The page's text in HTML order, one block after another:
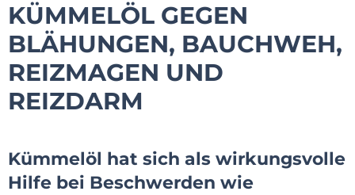
KÜMMELÖL GEGEN
BLÄHUNGEN, BAUCHWEH,
REIZMAGEN UND
REIZDARM
Kümmelöl hat sich als wirkungsvolle
Hilfe bei Beschwerden wie